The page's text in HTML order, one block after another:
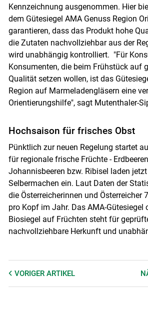
Kennzeichnung ausgenommen. Hier
dem Gütesiegel AMA Genuss Region
garantieren, dass das Produkt hohe
die Zutaten nachvollziehbar aus der
wird unabhängig kontrolliert. "Für
Konsumenten, die beim Frühstück auf
Qualität setzen wollen, ist das
Region auf Marmeladengläsern eine
Orientierungshilfe", sagt Mutenthaler-
Hochsaison für frisches Obst
Pünktlich zur neuen Regelung startet
für regionale frische Früchte -
Johannisbeeren bzw. Ribisel laden
Selbermachen ein. Laut Daten der
die Österreicherinnen und Österreicher
pro Kopf im Jahr. Das AMA-Gütesiegel
Biosiegel auf Früchten steht für
nachvollziehbare Herkunft und
VORIGER ARTIKEL